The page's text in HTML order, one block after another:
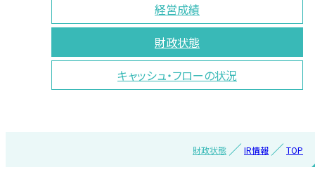
経営成績
財政状態
キャッシュ・フローの状況
TOP
IR情報
財政状態